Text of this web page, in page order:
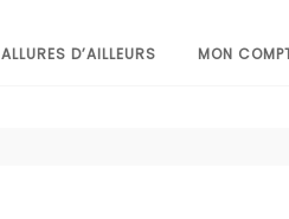
ALLURES D’AILLEURS MON